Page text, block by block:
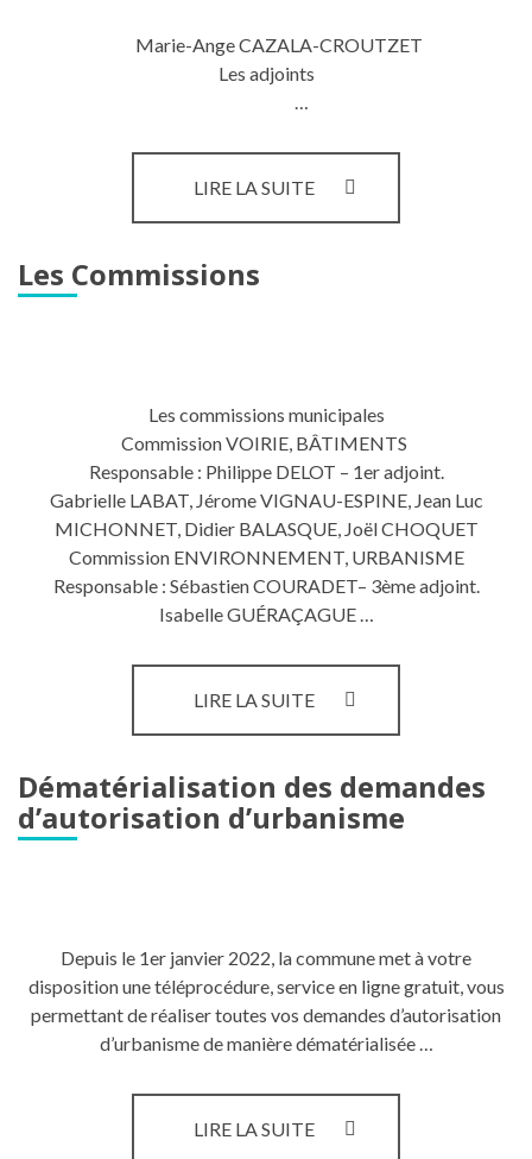
Marie-Ange CAZALA-CROUTZET
Les adjoints
LIRE LA SUITELE
Les Commissions
Les commissions municipales
Commission VOIRIE, BÂTIMENTS
Responsable : Philippe DELOT – 1er adjoint.
Gabrielle LABAT, Jérome VIGNAU-ESPINE, Jean Luc
MICHONNET, Didier BALASQUE, Joël CHOQUET
Commission ENVIRONNEMENT, URBANISME
Responsable : Sébastien COURADET– 3ème adjoint.
Isabelle GUÉRAÇAGUE …
LIRE LA SUITELES
Dématérialisation des demandes
d’autorisation d’urbanisme
Depuis le 1er janvier 2022, la commune met à votre
disposition une téléprocédure, service en ligne gratuit, vous
permettant de réaliser toutes vos demandes d’autorisation
d’urbanisme de manière dématérialisée …
LIRE LA SUITEDÉMATÉRIALISATION